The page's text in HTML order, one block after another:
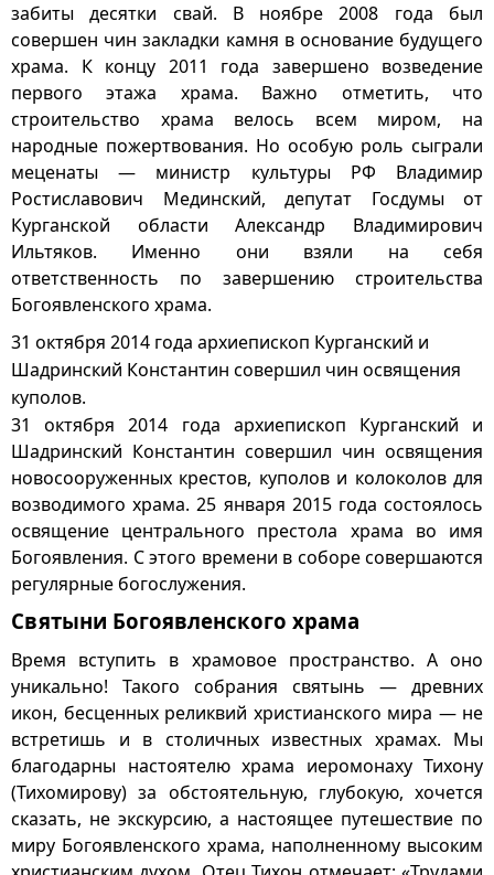
забиты десятки свай. В ноябре 2008 года был
совершен чин закладки камня в основание будущего
храма. К концу 2011 года завершено возведение
первого этажа храма. Важно отметить, что
строительство храма велось всем миром, на
народные пожертвования. Но особую роль сыграли
меценаты — министр культуры РФ Владимир
Ростиславович Мединский, депутат Госдумы от
Курганской области Александр Владимирович
Ильтяков. Именно они взяли на себя
ответственность по завершению строительства
Богоявленского храма.
31 октября 2014 года архиепископ Курганский и
Шадринский Константин совершил чин освящения
куполов.
31 октября 2014 года архиепископ Курганский и
Шадринский Константин совершил чин освящения
новосооруженных крестов, куполов и колоколов для
возводимого храма. 25 января 2015 года состоялось
освящение центрального престола храма во имя
Богоявления. С этого времени в соборе совершаются
регулярные богослужения.
Святыни Богоявленского храма
Время вступить в храмовое пространство. А оно
уникально! Такого собрания святынь — древних
икон, бесценных реликвий христианского мира — не
встретишь и в столичных известных храмах. Мы
благодарны настоятелю храма иеромонаху Тихону
(Тихомирову) за обстоятельную, глубокую, хочется
сказать, не экскурсию, а настоящее путешествие по
миру Богоявленского храма, наполненному высоким